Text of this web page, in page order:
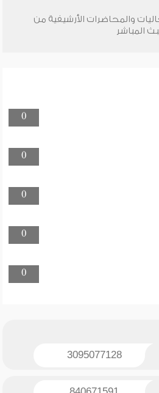
والمحاضرات الأرشيفية من
المباشر
0
0
0
0
0
3095077128